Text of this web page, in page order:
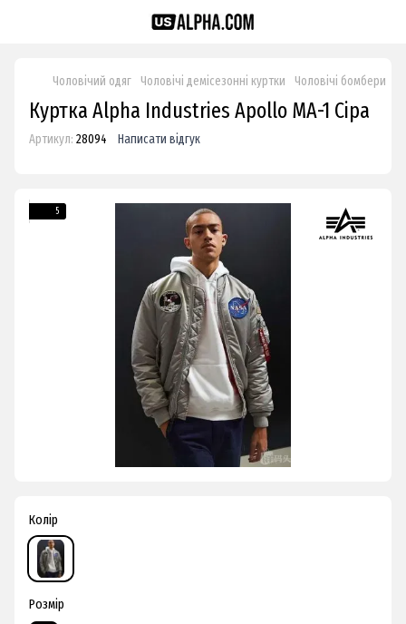
Чоловічий одяг Чоловічі демісезонні куртки Чоловічі бомбери
Куртка Alpha Industries Apollo MA-1 Сіра
Артикул: 28094 Написати відгук
5
Колір
Розмір